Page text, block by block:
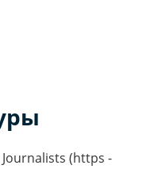
(https -